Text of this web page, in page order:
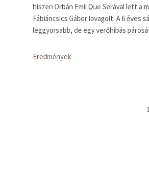
hiszen Orbán Emil Que Serával lett a
Fábiáncsics Gábor lovagolt. A 6 éves
leggyorsabb, de egy verőhibás
Eredmények